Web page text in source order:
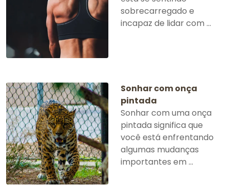
sobrecarregado e
incapaz de lidar com ...
Sonhar com onça
pintada
Sonhar com uma onça
pintada significa que
você está enfrentando
algumas mudanças
importantes em ...